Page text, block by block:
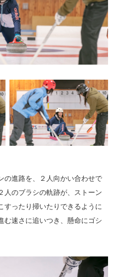
の進路を、２人向かい合わせで
人のブラシの軌跡が、ストーン
すったり掃いたりできるように
む速さに追いつき、懸命にゴシ